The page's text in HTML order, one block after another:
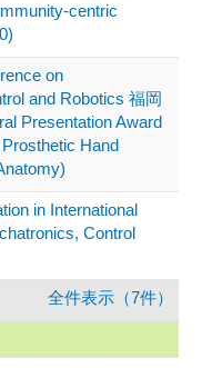
centric
on
and Robotics 福岡
Presentation Award
Hand
in International
Control
全件表示（7件）